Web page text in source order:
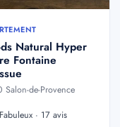
Natural Hyper
Fontaine
Salon-de-Provence
Fabuleux · 17 avis